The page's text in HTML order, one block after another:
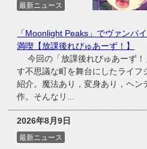
最新ニュース
「Moonlight Peaks」でヴァンパ
満喫【放課後れびゅあーず！】
今回の「放課後れびゅあーず！
す不思議な町を舞台にしたライフ
紹介。魔法あり，変身あり，ヘン
作。そんなリ...
2026年8月9日
最新ニュース